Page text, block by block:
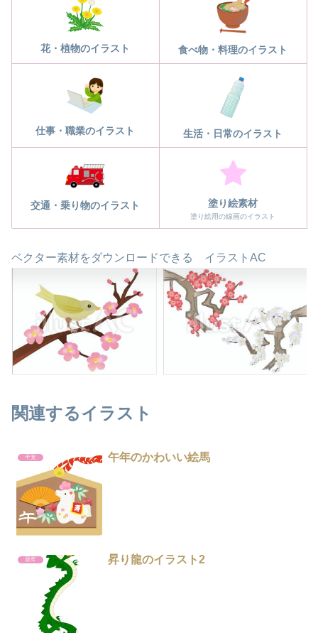
花・植物のイラスト 食べ物・料理のイラスト
仕事・職業のイラスト 生活・日常のイラスト
交通・乗り物のイラスト 塗り絵素材
塗り絵用の線画のイラスト
ベクター素材をダウンロードできる イラストAC
関連するイラスト
干支 午年のかわいい絵馬
辰年 昇り龍のイラスト2